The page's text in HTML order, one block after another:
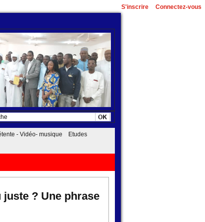
Connectez-vous
S'inscrire
- Vidéo- musique
Etudes
? Une phrase